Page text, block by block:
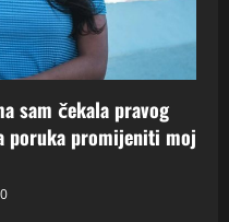
sam čekala pravog
poruka promijeniti moj
0